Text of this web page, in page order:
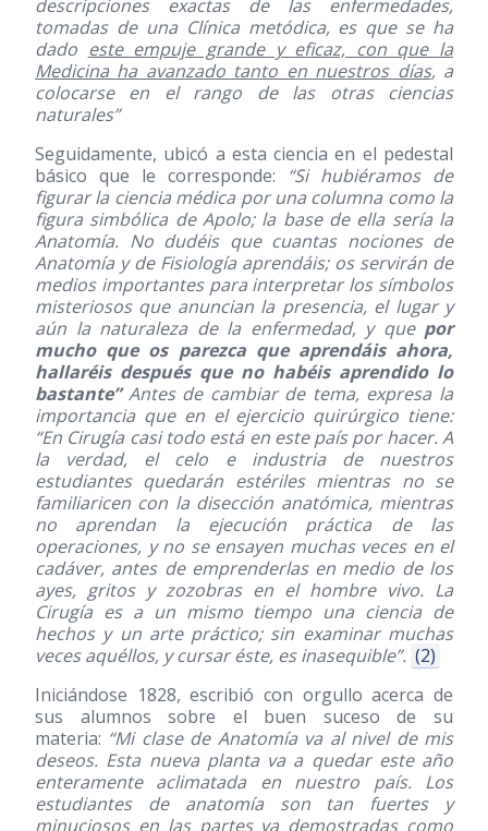
descripciones exactas de las enfermedades,
tomadas de una Clínica metódica, es que se ha
dado este empuje grande y eficaz, con que la
Medicina ha avanzado tanto en nuestros días, a
colocarse en el rango de las otras ciencias
naturales”
Seguidamente, ubicó a esta ciencia en el pedestal
básico que le corresponde: “Si hubiéramos de
figurar la ciencia médica por una columna como la
figura simbólica de Apolo; la base de ella sería la
Anatomía. No dudéis que cuantas nociones de
Anatomía y de Fisiología aprendáis; os servirán de
medios importantes para interpretar los símbolos
misteriosos que anuncian la presencia, el lugar y
aún la naturaleza de la enfermedad, y que por
mucho que os parezca que aprendáis ahora,
hallaréis después que no habéis aprendido lo
bastante”Antes de cambiar de tema, expresa la
importancia que en el ejercicio quirúrgico tiene:
“En Cirugía casi todo está en este país por hacer. A
la verdad, el celo e industria de nuestros
estudiantes quedarán estériles mientras no se
familiaricen con la disección anatómica, mientras
no aprendan la ejecución práctica de las
operaciones, y no se ensayen muchas veces en el
cadáver, antes de emprenderlas en medio de los
ayes, gritos y zozobras en el hombre vivo. La
Cirugía es a un mismo tiempo una ciencia de
hechos y un arte práctico; sin examinar muchas
veces aquéllos, y cursar éste, es inasequible”. (2)
Iniciándose 1828, escribió con orgullo acerca de
sus alumnos sobre el buen suceso de su
materia: “Mi clase de Anatomía va al nivel de mis
deseos. Esta nueva planta va a quedar este año
enteramente aclimatada en nuestro país. Los
estudiantes de anatomía son tan fuertes y
minuciosos en las partes ya demostradas como